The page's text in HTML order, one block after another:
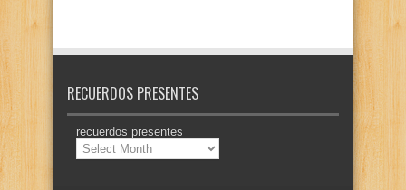
RECUERDOS PRESENTES
recuerdos presentes